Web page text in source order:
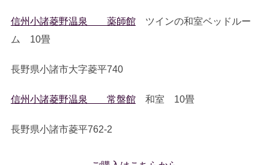
信州小諸菱野温泉 薬師館ツインの和室ベッドルー
ム 10畳
長野県小諸市大字菱平740
信州小諸菱野温泉 常盤館和室 10畳
長野県小諸市菱平762-2